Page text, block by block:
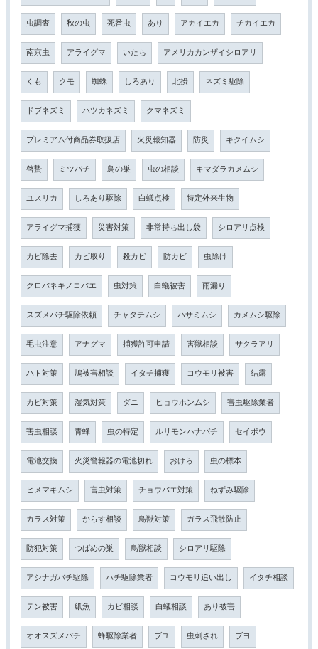
虫調査 秋の虫 死番虫 あり アカイエカ チカイエカ
南京虫 アライグマ いたち アメリカカンザイシロアリ
くも クモ 蜘蛛 しろあり 北摂 ネズミ駆除
ドブネズミ ハツカネズミ クマネズミ
プレミアム付商品券取扱店 火災報知器 防災 キクイムシ
啓蟄 ミツバチ 鳥の巣 虫の相談 キマダラカメムシ
ユスリカ しろあり駆除 白蟻点検 特定外来生物
アライグマ捕獲 災害対策 非常持ち出し袋 シロアリ点検
カビ除去 カビ取り 殺カビ 防カビ 虫除け
クロバネキノコバエ 虫対策 白蟻被害 雨漏り
スズメバチ駆除依頼 チャタテムシ ハサミムシ カメムシ駆除
毛虫注意 アナグマ 捕獲許可申請 害獣相談 サクラアリ
ハト対策 鳩被害相談 イタチ捕獲 コウモリ被害 結露
カビ対策 湿気対策 ダニ ヒョウホンムシ 害虫駆除業者
害虫相談 青蜂 虫の特定 ルリモンハナバチ セイボウ
電池交換 火災警報器の電池切れ おけら 虫の標本
ヒメマキムシ 害虫対策 チョウバエ対策 ねずみ駆除
カラス対策 からす相談 鳥獣対策 ガラス飛散防止
防犯対策 つばめの巣 鳥獣相談 シロアリ駆除
アシナガバチ駆除 ハチ駆除業者 コウモリ追い出し イタチ相談
テン被害 紙魚 カビ相談 白蟻相談 あり被害
オオスズメバチ 蜂駆除業者 ブユ 虫刺され ブヨ